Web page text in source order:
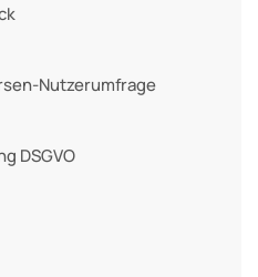
Nutzerumfrage
DSGVO